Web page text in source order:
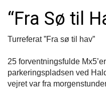
“Fra Sø til
Turreferat ”Fra sø til hav”
25 forventningsfulde
parkeringspladsen ved
vejret var fra